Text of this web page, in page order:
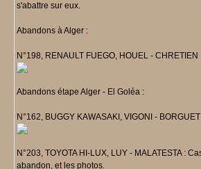
s'abattre sur eux.
Abandons à Alger :
N°198, RENAULT FUEGO, HOUEL -
Abandons étape Alger - El Goléa :
N°162, BUGGY KAWASAKI, VIGONI -
N°203, TOYOTA HI-LUX, LUY - MALATESTA :
abandon, et les photos.